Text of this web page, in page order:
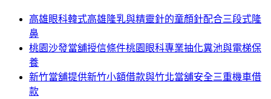
高雄眼科韓式高雄隆乳與精靈針的童顏針配合三段式隆
鼻
桃園沙發當舖授信條件桃園眼科專業抽化糞池與電梯保
養
新竹當舖提供新竹小額借款與竹北當舖安全三重機車借
款